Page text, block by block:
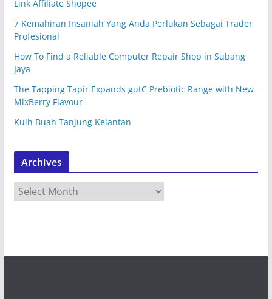
Link Affiliate Shopee
7 Kemahiran Insaniah Yang Anda Perlukan Sebagai Trader
Profesional
How To Find a Reliable Computer Repair Shop in Subang
Jaya
The Tapping Tapir Expands gutC Prebiotic Range with New
MixBerry Flavour
Kuih Buah Tanjung Kelantan
Archives
r